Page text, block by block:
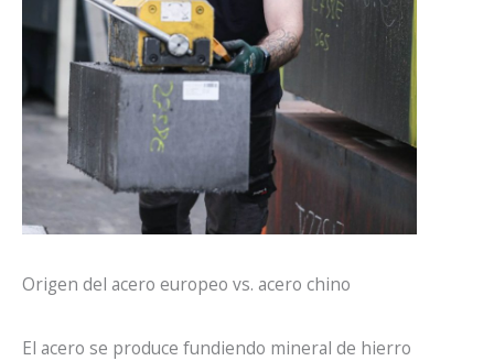
Origen del acero europeo vs. acero chino
El acero se produce fundiendo mineral de hierro